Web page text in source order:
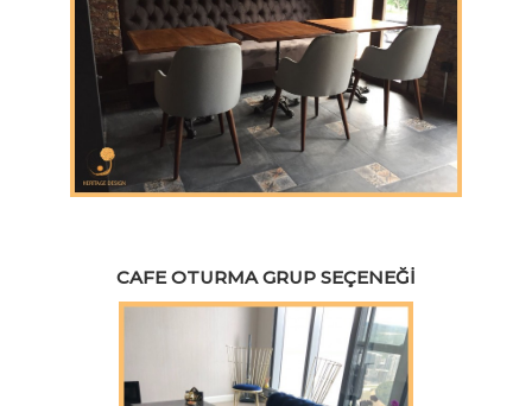
CAFE OTURMA GRUP SEÇENEĞI